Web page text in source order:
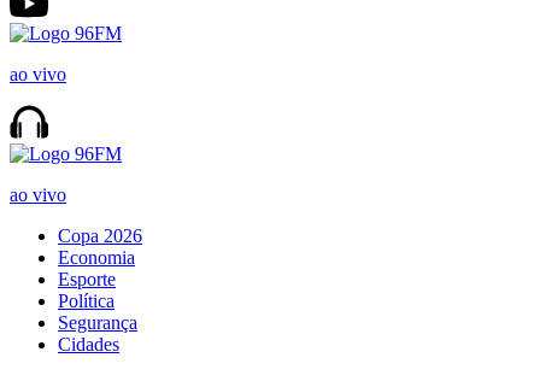
ao vivo
ao vivo
Copa 2026
Economia
Esporte
Política
Segurança
Cidades